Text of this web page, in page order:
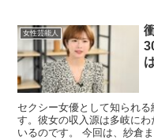
女性芸能人
セクシー女優として知られ
す。彼女の収入源は多岐に
いるのです。 今回は、紗倉